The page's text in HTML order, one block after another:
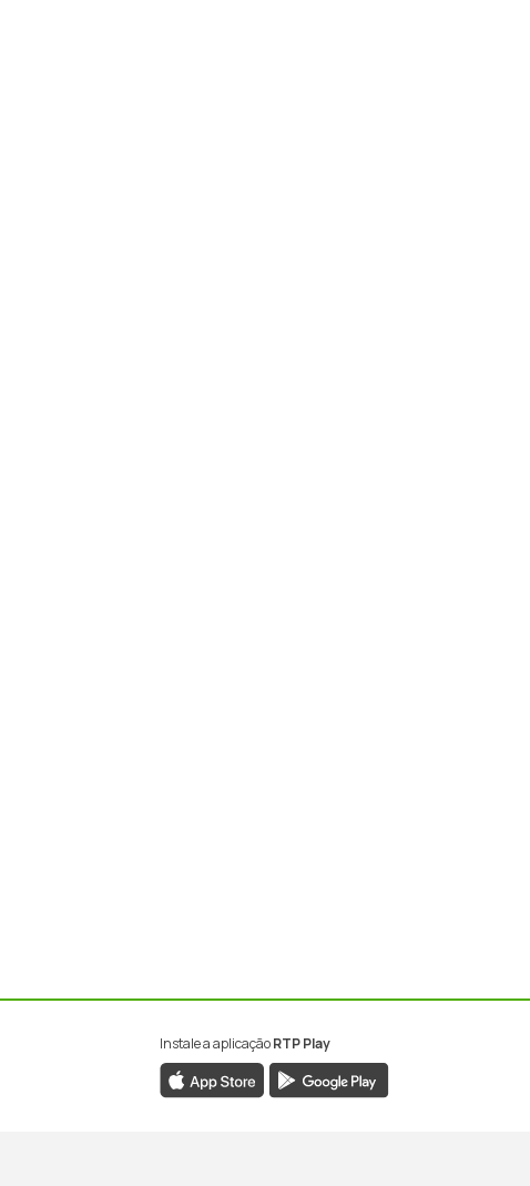
Instale a aplicaçãoRTP Play